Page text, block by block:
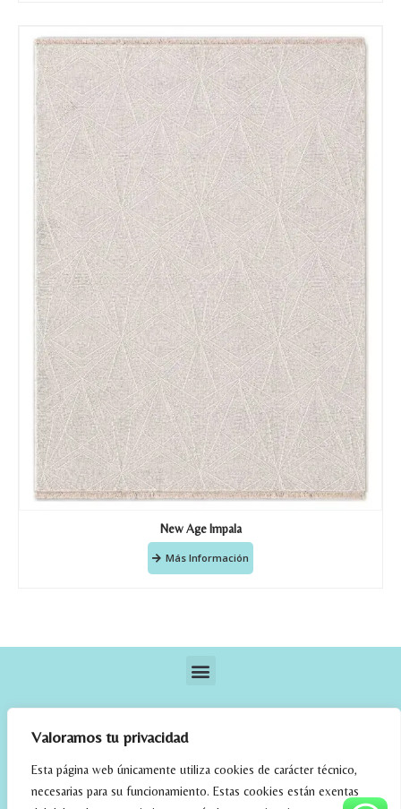
Valoramos tu privacidad
Esta página web únicamente utiliza cookies de carácter técnico,
necesarias para su funcionamiento. Estas cookies están exentas
New Age Impala
Más Información
elrincondefehmi.com © 2023. Designed By W Media